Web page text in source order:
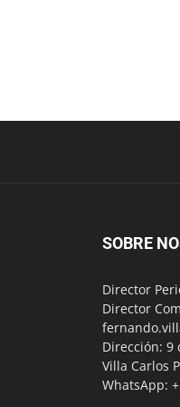
SOBRE
Director
Director
Dirección: 9
Villa Carlos
WhatsApp: